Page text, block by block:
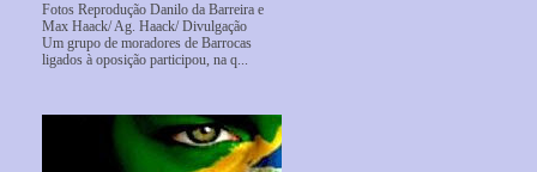
Fotos Reprodução Danilo da Barreira e
Max Haack/ Ag. Haack/ Divulgação
Um grupo de moradores de Barrocas
ligados à oposição participou, na q...